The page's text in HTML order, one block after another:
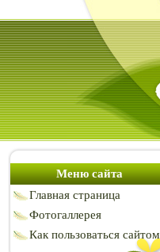
Меню сайта
Главная страница
Фотогаллерея
Как пользоваться сайтом